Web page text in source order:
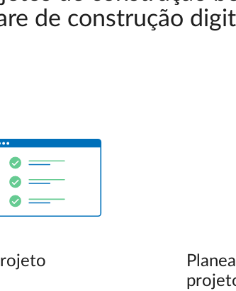
de construção